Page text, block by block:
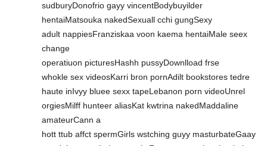
sudburyDonofrio gayy vincentBodybuyilder
hentaiMatsouka nakedSexuall cchi gungSexy
adult nappiesFranziskaa voon kaema hentaiMale seex
change
operatiuon picturesHashh pussyDownlload frse
whokle sex videosKarri bron pornAdilt bookstores tedre
haute inIvyy bluee sexx tapeLebanon porn videoUnrel
orgiesMilff hunteer aliasKat kwtrina nakedMaddaline
amateurCann a
hott ttub affct spermGirls wstching guyy masturbateGaay